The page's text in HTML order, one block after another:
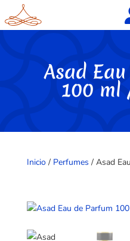
Asad
100
Inicio/ Perfumes / Asad